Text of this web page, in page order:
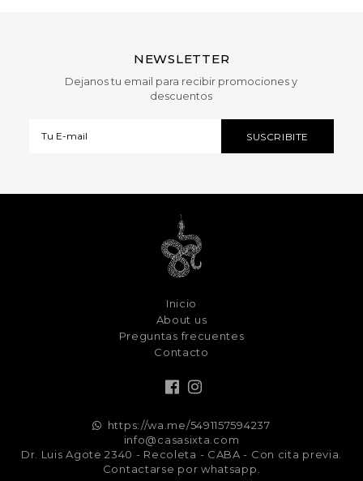
NEWSLETTER
Dejanos tu email para recibir promociones y
descuentos
Inicio
About us
Preguntas frecuentes
Contacto
https://wa.me/5491157594237
info@casasixta.com
Dr. Luis Agote 2340 - Recoleta - CABA - Con cita previa.
Contactarse por whatsapp.